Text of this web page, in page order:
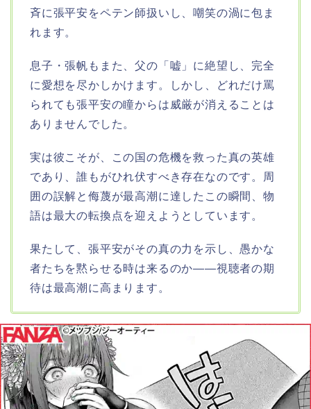
斉に張平安をペテン師扱いし、嘲笑の渦に包ま
れます。
息子・張帆もまた、父の「嘘」に絶望し、完全
に愛想を尽かしかけます。しかし、どれだけ罵
られても張平安の瞳からは威厳が消えることは
ありませんでした。
実は彼こそが、この国の危機を救った真の英雄
であり、誰もがひれ伏すべき存在なのです。周
囲の誤解と侮蔑が最高潮に達したこの瞬間、物
語は最大の転換点を迎えようとしています。
果たして、張平安がその真の力を示し、愚かな
者たちを黙らせる時は来るのか――視聴者の期
待は最高潮に高まります。